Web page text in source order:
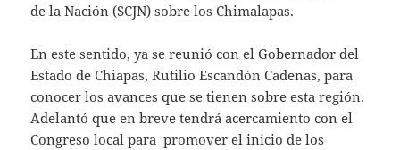
de la Nación (SCJN) sobre los Chimalapas.
En este sentido, ya se reunió con el Gobernador del
Estado de Chiapas, Rutilio Escandón Cadenas, para
conocer los avances que se tienen sobre esta región.
Adelantó que en breve tendrá acercamiento con el
Congreso local para promover el inicio de los